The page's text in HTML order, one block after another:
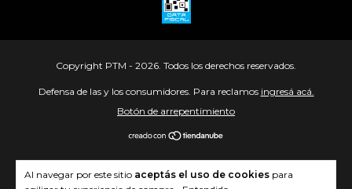
Al navegar por este sitio aceptás el uso de cookies para
Copyright PTM - 2026. Todos los derechos reservados.
Defensa de las y los consumidores. Para reclamos ingresá acá.
Botón de arrepentimiento